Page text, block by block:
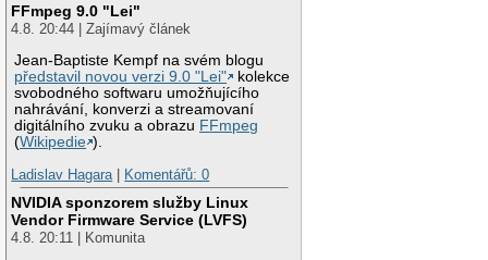
FFmpeg 9.0 "Lei"
4.8. 20:44 | Zajímavý článek
Jean-Baptiste Kempf na svém blogu
představil novou verzi 9.0 "Lei"
kolekce
svobodného softwaru umožňujícího
nahrávání, konverzi a streamovaní
digitálního zvuku a obrazu FFmpeg
(Wikipedie ).
Ladislav Hagara
Komentářů: 0
NVIDIA sponzorem služby Linux
Vendor Firmware Service (LVFS)
4.8. 20:11 | Komunita